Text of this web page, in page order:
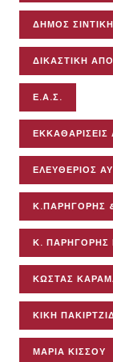
ΔΉΜΟΣ
ΔΙΚΑΣΤΙΚΉ
Ε.Α.Σ.
ΕΚΚΑΘΑΡΊΣΕΙΣ
ΕΛΕΥΘΈΡΙΟΣ
Κ.ΠΑΡΗΓΟΡΗΣ
Κ. ΠΑΡΗΓΌΡΗΣ
ΚΩΣΤΑΣ
ΚΙΚΉ
ΜΑΡΊΑ ΚΊΣΣΟΥ